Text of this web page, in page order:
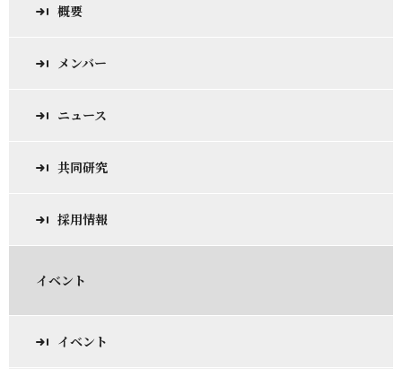
概要
メンバー
ニュース
共同研究
採用情報
イベント
イベント